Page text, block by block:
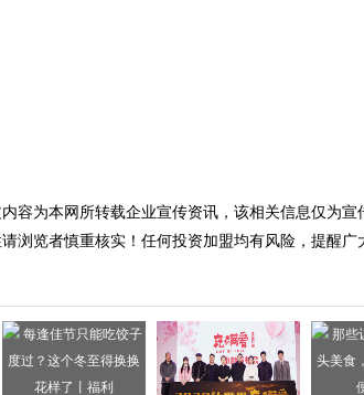
内容为本网所转载企业宣传资讯，该相关信息仅为
浏览者慎重核实！任何投资加盟均有风险，提醒广